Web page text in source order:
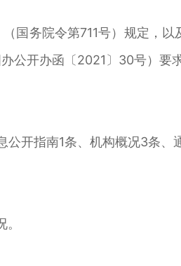
务院令第711号）规定，以
公开办函〔2021〕30号）
指南1条、机构概况3条、